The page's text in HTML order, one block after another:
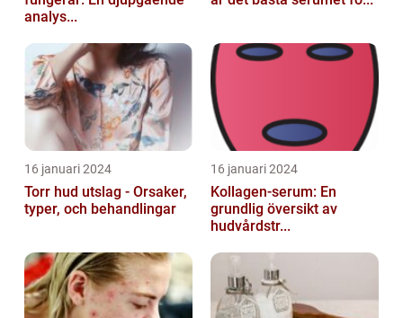
analys...
16 januari 2024
Torr hud utslag - Orsaker,
typer, och behandlingar
16 januari 2024
Kollagen-serum: En
grundlig översikt av
hudvårdstr...